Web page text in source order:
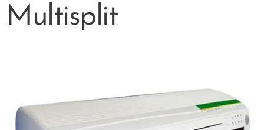
Multisplit